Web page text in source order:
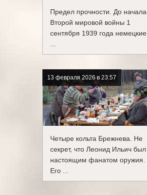
Предел прочности. До начала
Второй мировой войны 1
сентября 1939 года немецкие
13 февраля 2026 в 23:57
Четыре кольта Брежнева. Не
секрет, что Леонид Ильич был
настоящим фанатом оружия.
Его ...